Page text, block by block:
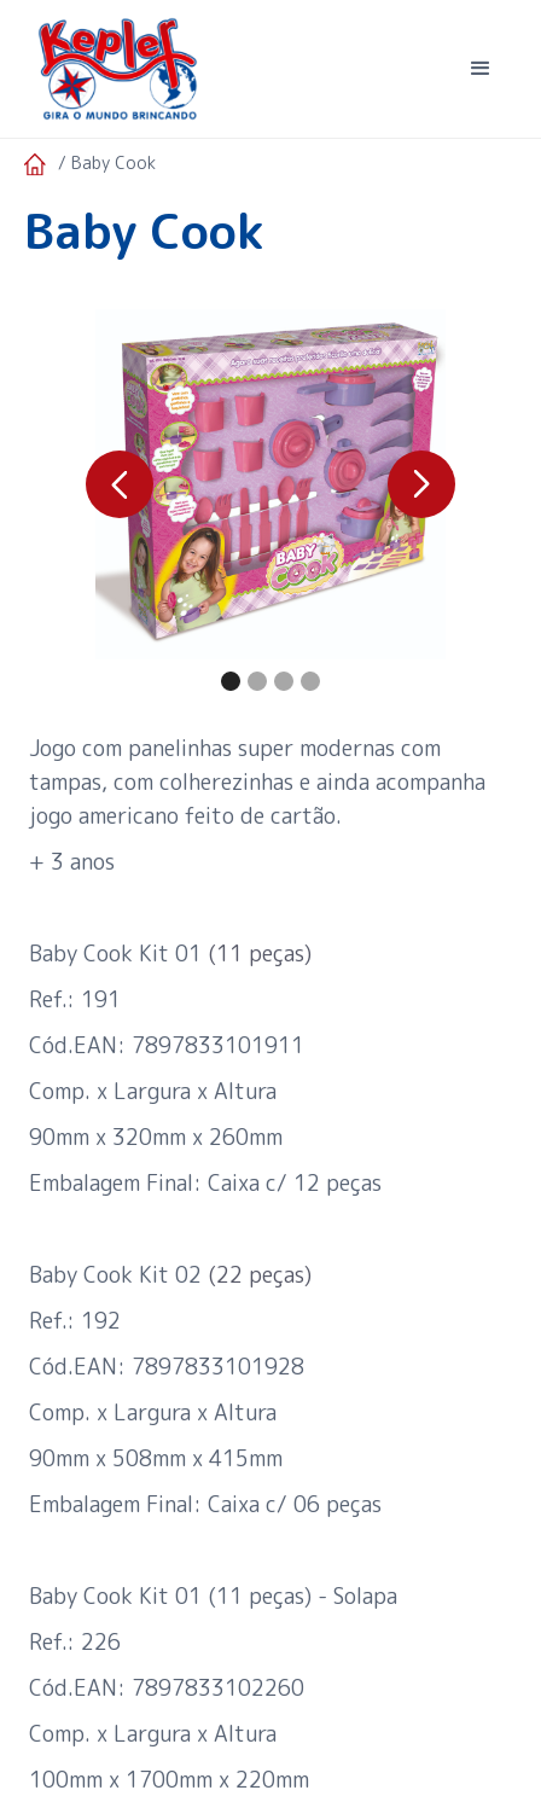
/ Baby Cook
Baby Cook
Jogo com panelinhas super modernas com
tampas, com colherezinhas e ainda acompanha
jogo americano feito de cartão.
+ 3 anos
Baby Cook Kit 01 (11 peças)
Ref.: 191
Cód.EAN: 7897833101911
Comp. x Largura x Altura
90mm x 320mm x 260mm
Embalagem Final: Caixa c/ 12 peças
Baby Cook Kit 02 (22 peças)
Ref.: 192
Cód.EAN: 7897833101928
Comp. x Largura x Altura
90mm x 508mm x 415mm
Embalagem Final: Caixa c/ 06 peças
Baby Cook Kit 01 (11 peças) - Solapa
Ref.: 226
Cód.EAN: 7897833102260
Comp. x Largura x Altura
100mm x 1700mm x 220mm